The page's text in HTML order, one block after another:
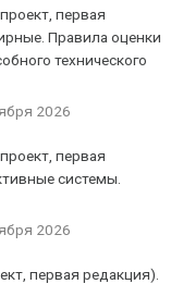
первая
Правила оценки
технического
2026
первая
системы.
2026
первая редакция).